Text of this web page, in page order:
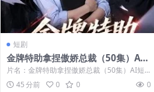
短剧
金牌特助拿捏傲娇总裁（50集）AI
短剧 (2026)
片名：金牌特助拿捏傲娇总裁（50集）AI短
剧 (2026) 分类：短剧 年份：2...
45 分前 0 0 0